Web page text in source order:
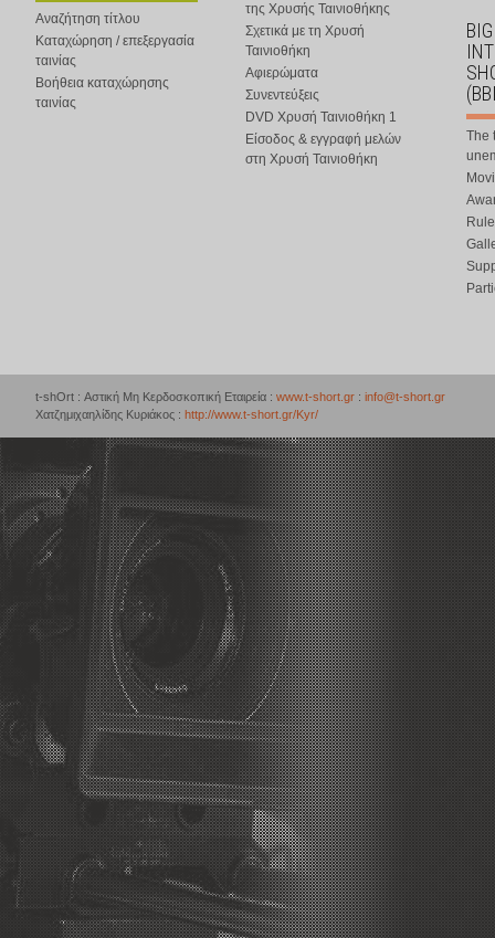
Αναζήτηση τίτλου
Καταχώρηση / επεξεργασία
ταινίας
Βοήθεια καταχώρησης
ταινίας
της Χρυσής Ταινιοθήκης
Σχετικά με τη Χρυσή
Ταινιοθήκη
Αφιερώματα
Συνεντεύξεις
DVD Χρυσή Ταινιοθήκη 1
Είσοδος & εγγραφή μελών
στη Χρυσή Ταινιοθήκη
The
t-shOrt : Αστική Μη Κερδοσκοπική Εταιρεία : www.t-short.gr : info@t-short.gr
Χατζημιχαηλίδης Κυριάκος : http://www.t-short.gr/Kyr/